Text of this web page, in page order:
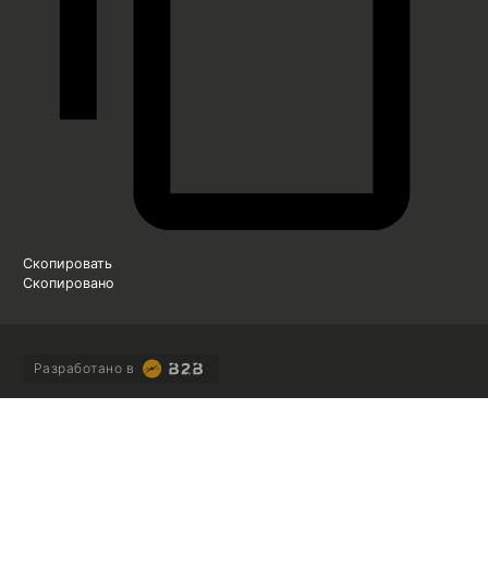
Скопировать
Скопировано
Разработано в